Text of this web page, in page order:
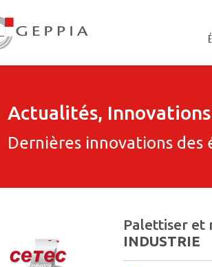
Actualités, Innovations
Dernières innovations des
Palettiser et
INDUSTRIE